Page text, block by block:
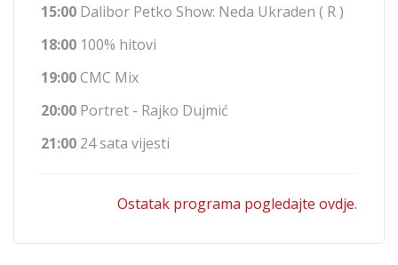
15:00 Dalibor Petko Show: Neda Ukraden ( R )
18:00 100% hitovi
19:00CMC Mix
20:00 Portret - Rajko Dujmić
21:00 24 sata vijesti
Ostatak programa pogledajte ovdje.